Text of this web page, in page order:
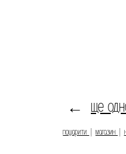
← ще
пошарити магазин